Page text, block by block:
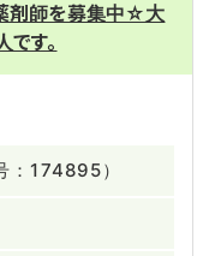
剤師を募集中☆大
す。
：174895）